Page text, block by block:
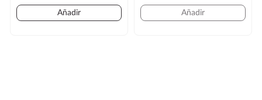
Regular
Añadir
Regular
Añadir